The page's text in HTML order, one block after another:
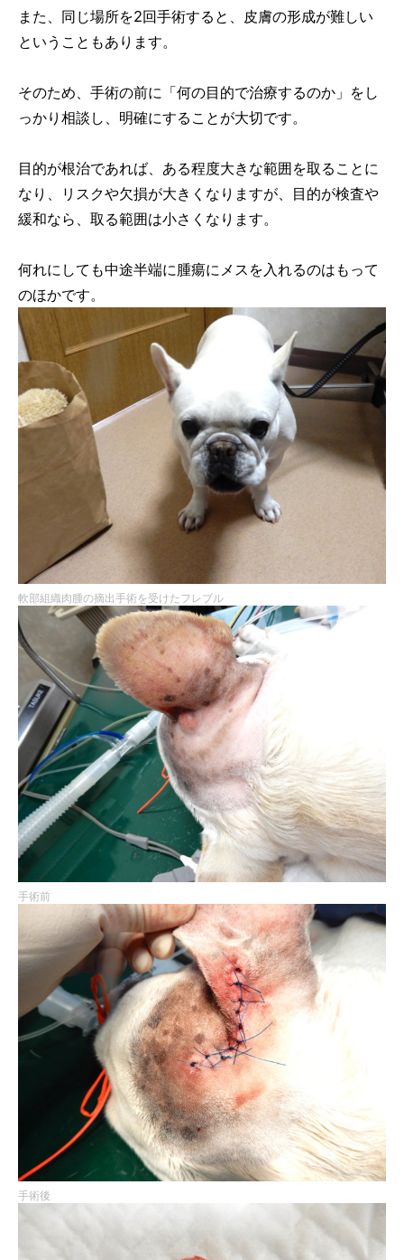
また、同じ場所を2回手術すると、皮膚の形成が難しい
ということもあります。
そのため、手術の前に「何の目的で治療するのか」をし
っかり相談し、明確にすることが大切です。
目的が根治であれば、ある程度大きな範囲を取ることに
なり、リスクや欠損が大きくなりますが、目的が検査や
緩和なら、取る範囲は小さくなります。
何れにしても中途半端に腫瘍にメスを入れるのはもって
のほかです。
軟部組織肉腫の摘出手術を受けたフレブル
手術前
手術後